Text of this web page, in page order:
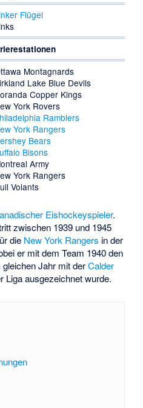
Flügel
Montagnards
Lake Blue Devils
Copper Kings
York Rovers
Ramblers
York Rangers
Bears
Bisons
Army
York Rangers
Volants
Eishockeyspieler.
zwischen 1939 und 1945
die New York Rangers in der
er mit dem Team 1940 den
gleichen Jahr mit derCalder
Liga ausgezeichnet wurde.